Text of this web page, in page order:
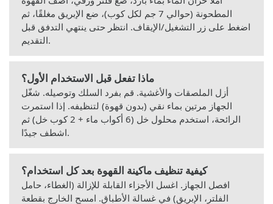
المطحونة (حوالي 7 جم لكل كوب)، ضع الإبريق مغلقًا، ثم
اضغط على زر التشغيل/الإيقاف. انتظر حتى ينتهي التدفق قبل
التقديم.
ماذا تفعل قبل الاستخدام الأول؟
أزل الملصقات والأغشية. قم بفرد السلك وتوصيله. شغّل
الجهاز مرتين بماء نقي (بدون قهوة) لتنظيفه. إذا استمرت
الرائحة، استخدم محلول خل (6 أكواب ماء + 2 كوب خل) ثم
اشطف جيدًا.
كيفية تنظيف ماكينة القهوة بعد كل استخدام؟
افصل الجهاز. اغسل الأجزاء القابلة للإزالة (الغطاء، حامل
الفلتر، الإبريق) في غسالة الأطباق. امسح الخارج بقطعة